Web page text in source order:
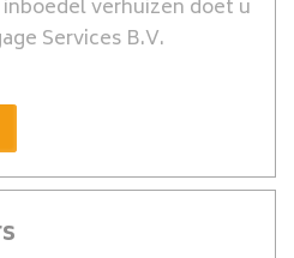
verhuizen doet u
Services B.V.